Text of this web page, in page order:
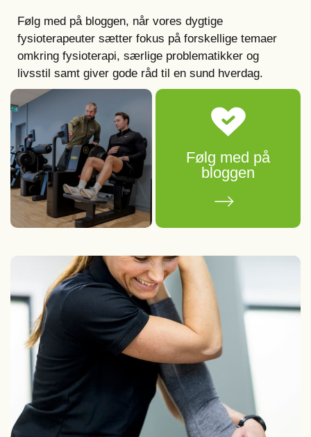
Følg med på bloggen, når vores dygtige
fysioterapeuter sætter fokus på forskellige temaer
omkring fysioterapi, særlige problematikker og
livsstil samt giver gode råd til en sund hverdag.
Følg med på
bloggen